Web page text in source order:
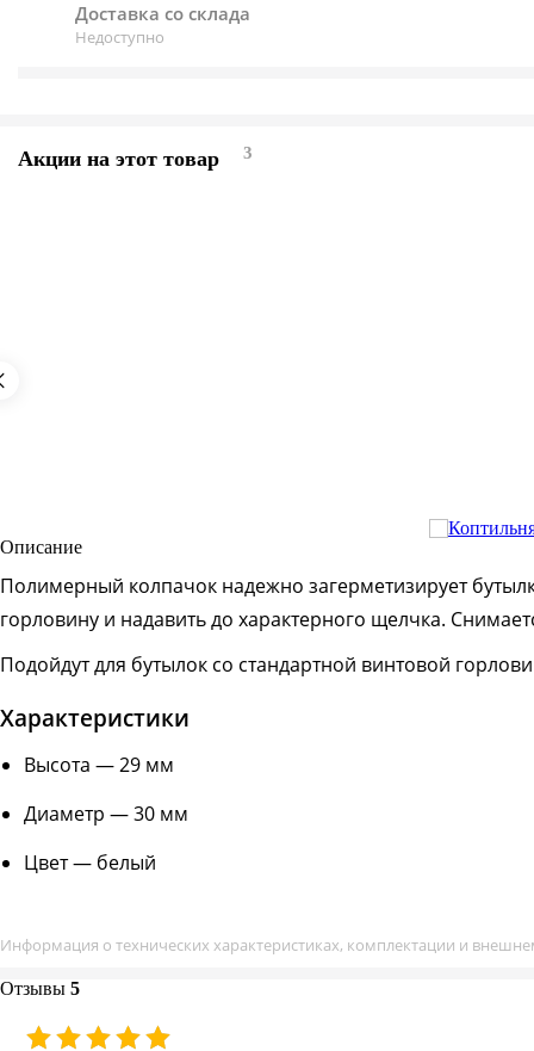
Доставка со склада
Недоступно
Акции на этот товар 3
Описание
Полимерный колпачок надежно загерметизирует
горловину и надавить до характерного щелчка.
Подойдут для бутылок со стандартной винтовой
Характеристики
Высота — 29 мм
Диаметр — 30 мм
Цвет — белый
Информация о технических характеристиках, комплектации и
Отзывы 5